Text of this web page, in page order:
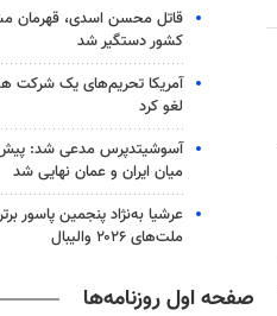
قاتل محسن اسدی، قهرمان
کشور دستگیر شد
آمریکا تحریم‌های یک شرکت
لغو کرد
آسوشیتدپرس مدعی شد:
میان ایران و عمان نهایی شد
عرشیا به‌نژاد پنجمین پاسور
ملت‌های ۲۰۲۶ والیبال
صفحه اول روزنامه‌ها